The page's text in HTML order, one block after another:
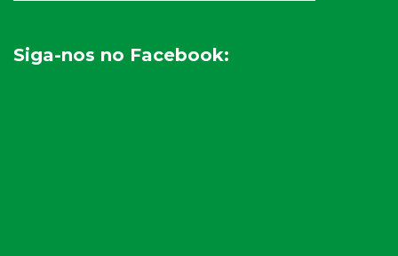
Siga-nos no Facebook: